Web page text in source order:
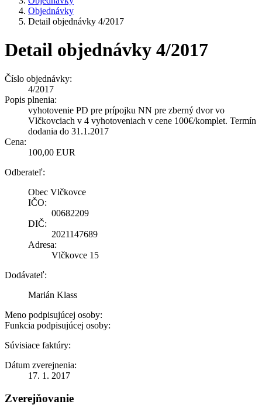
Objednávky
Detail objednávky 4/2017
Detail objednávky 4/2017
Číslo objednávky:
4/2017
Popis plnenia:
vyhotovenie PD pre prípojku NN pre zberný dvor vo
Vlčkovciach v 4 vyhotoveniach v cene 100€/komplet. Termín
dodania do 31.1.2017
Cena:
100,00 EUR
Odberateľ:
Obec Vlčkovce
IČO:
00682209
DIČ:
2021147689
Adresa:
Vlčkovce 15
Dodávateľ:
Marián Klass
Meno podpisujúcej osoby:
Funkcia podpisujúcej osoby:
Súvisiace faktúry:
Dátum zverejnenia:
17. 1. 2017
Zverejňovanie